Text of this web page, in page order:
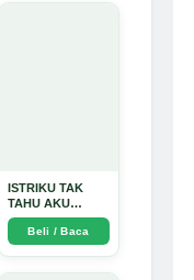
ISTRIKU TAK
TAHU AKU
PENGUSAHA
EMAS - Arda
Dinata
Beli / Baca